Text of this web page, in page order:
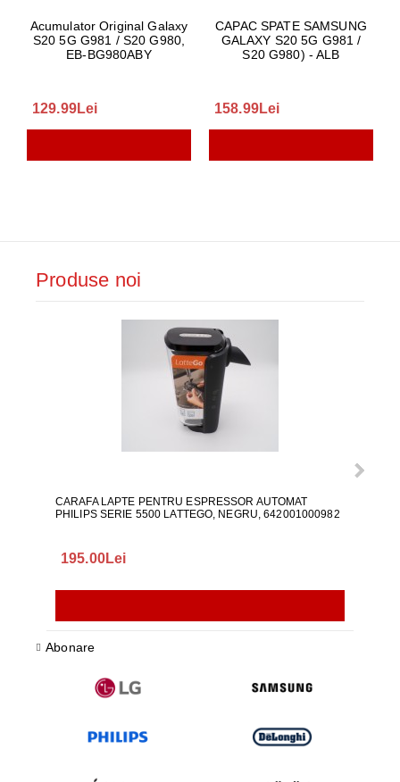
Acumulator Original Galaxy
S20 5G G981 / S20 G980,
EB-BG980ABY
129.99Lei
CAPAC SPATE SAMSUNG
GALAXY S20 5G G981 /
S20 G980) - ALB
158.99Lei
Produse noi
CARAFA LAPTE PENTRU ESPRESSOR AUTOMAT
PHILIPS SERIE 5500 LATTEGO, NEGRU, 642001000982
195.00Lei
Abonare